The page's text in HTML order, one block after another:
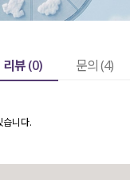
리뷰 (0) 문의 (4)
니다.